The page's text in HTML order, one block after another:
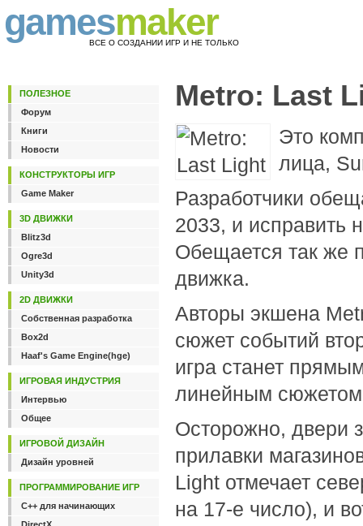
gamesmaker
ВСЕ О СОЗДАНИИ ИГР И НЕ ТОЛЬКО
Metro: Last
Это
лица,
Разработчики
2033, и исправить
Обещается так же
движка.
Авторы экшена
сюжет событий
игра станет
линейным
Осторожно, двери
прилавки
Light отмечает
на 17-е число), и
ПОЛЕЗНОЕ
Форум
Книги
Новости
КОНСТРУКТОРЫ ИГР
Game Maker
3D ДВИЖКИ
Blitz3d
Ogre3d
Unity3d
2D ДВИЖКИ
Собственная разработка
Box2d
Haaf's Game Engine(hge)
ИГРОВАЯ ИНДУСТРИЯ
Интервью
Общее
ИГРОВОЙ ДИЗАЙН
Дизайн уровней
ПРОГРАММИРОВАНИЕ ИГР
C++ для начинающих